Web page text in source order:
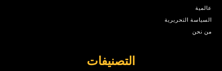
عالمية
السياسة التحريرية
من نحن
التصنيفات